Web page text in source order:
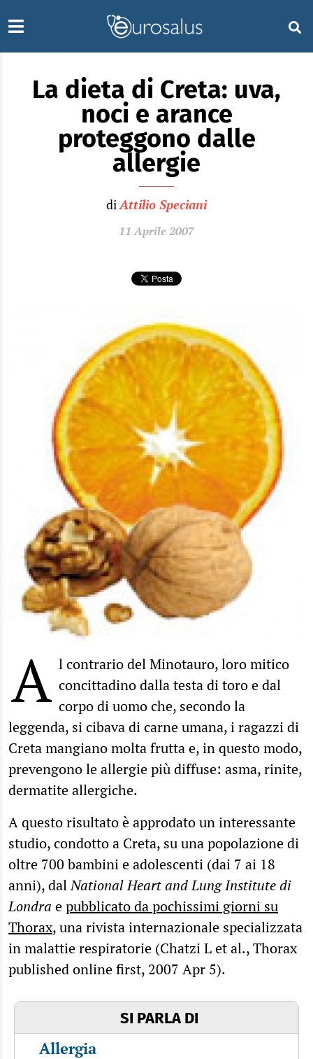
La dieta di Creta: uva,
noci e arance
proteggono dalle
allergie
diAttilio Speciani
11 Aprile 2007
A l contrario del Minotauro, loro mitico
concittadino dalla testa di toro e dal
corpo di uomo che, secondo la
leggenda, si cibava di carne umana, i ragazzi di
Creta mangiano molta frutta e, in questo modo,
prevengono le allergie più diffuse: asma, rinite,
dermatite allergiche.
A questo risultato è approdato un interessante
studio, condotto a Creta, su una popolazione di
oltre 700 bambini e adolescenti (dai 7 ai 18
anni), dalNational Heart and Lung Institute di
Londra epubblicato da pochissimi giorni su
Thorax, una rivista internazionale specializzata
in malattie respiratorie (Chatzi L et al., Thorax
published online first, 2007 Apr 5).
SI PARLA DI
Allergia